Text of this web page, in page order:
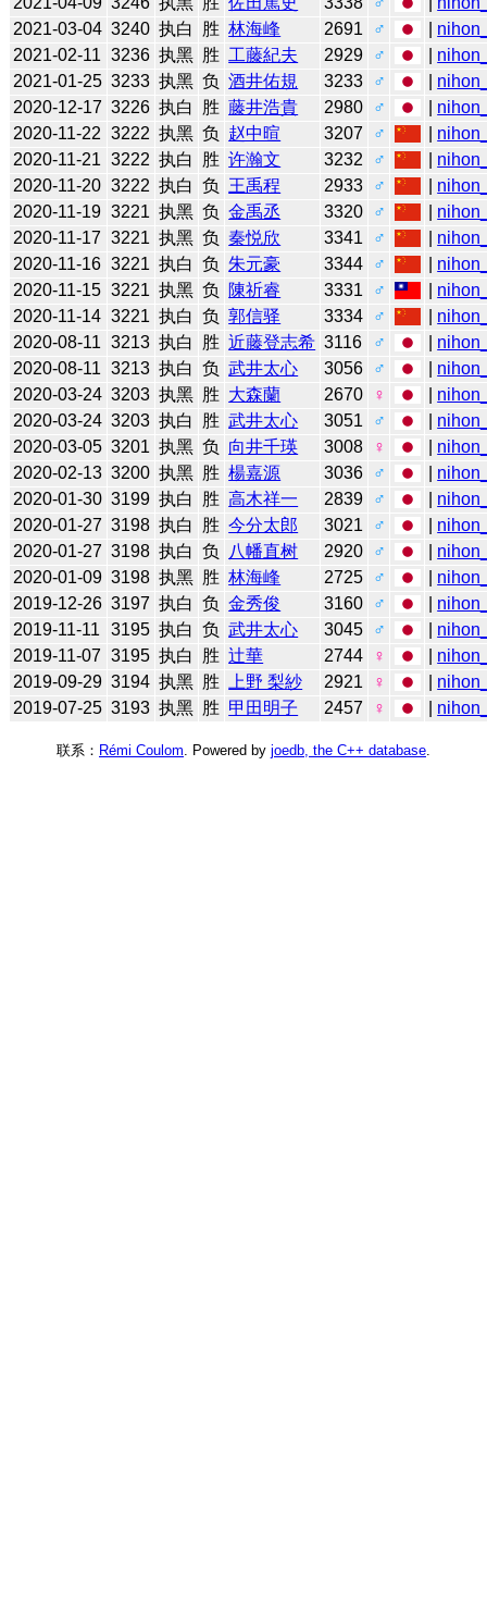
2021-03-04 3240 执白 胜 林海峰 2691 ♂
2021-02-11 3236 执黑 胜 工藤紀夫 2929 ♂
2021-01-25 3233 执黑 负 酒井佑規 3233 ♂
2020-12-17 3226 执白 胜 藤井浩貴 2980 ♂
2020-11-22 3222 执黑 负 赵中暄 3207 ♂
2020-11-21 3222 执白 胜 许瀚文 3232 ♂
2020-11-20 3222 执白 负 王禹程 2933 ♂
2020-11-19 3221 执黑 负 金禹丞 3320 ♂
2020-11-17 3221 执黑 负 秦悦欣 3341 ♂
2020-11-16 3221 执白 负 朱元豪 3344 ♂
2020-11-15 3221 执黑 负 陳祈睿 3331 ♂
2020-11-14 3221 执白 负 郭信驿 3334 ♂
2020-08-11 3213 执白 胜 近藤登志希 3116 ♂
2020-08-11 3213 执白 负 武井太心 3056 ♂
2020-03-24 3203 执黑 胜 大森蘭 2670 ♀
2020-03-24 3203 执白 胜 武井太心 3051 ♂
2020-03-05 3201 执黑 负 向井千瑛 3008 ♀
2020-02-13 3200 执黑 胜 楊嘉源 3036 ♂
2020-01-30 3199 执白 胜 高木祥一 2839 ♂
2020-01-27 3198 执白 胜 今分太郎 3021 ♂
2020-01-27 3198 执白 负 八幡直树 2920 ♂
2020-01-09 3198 执黑 胜 林海峰 2725 ♂
2019-12-26 3197 执白 负 金秀俊 3160 ♂
2019-11-11
3195 执白 负 武井太心 3045 ♂
2019-11-07 3195 执白 胜 辻華 2744 ♀
2019-09-29 3194 执黑 胜 上野 梨紗 2921 ♀
2019-07-25 3193 执黑 胜 甲田明子 2457 ♀
联系： Rémi Coulom . Powered by joedb, the C++ database